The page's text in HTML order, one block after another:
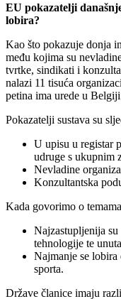
EU pokazatelji
lobira?
Kao što pokazuje donja
među kojima su
tvrtke, sindikati i
nalazi 11 tisuća
petina ima urede u
Pokazatelji sustava su
U upisu u registar
udruge s ukupnim
Nevladine
Konzultantska
Kada govorimo o
Najzastupljenija
tehnologije te
Najmanje se
sporta.
Države članice imaju